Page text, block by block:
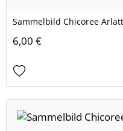
Sammelbild Chicoree
6,00 €